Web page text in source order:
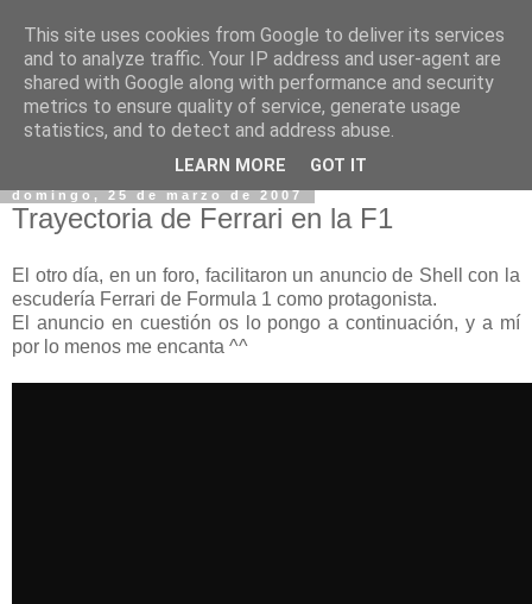
domingo, 25 de marzo de 2007
Trayectoria de Ferrari en la F1
El otro día, en un foro, facilitaron un anuncio de Shell con la
escudería Ferrari de Formula 1 como protagonista.
El anuncio en cuestión os lo pongo a continuación, y a mí
por lo menos me encanta ^^
This site uses cookies from Google to deliver its services
and to analyze traffic. Your IP address and user-agent are
shared with Google along with performance and security
metrics to ensure quality of service, generate usage
statistics, and to detect and address abuse.
LEARN MORE GOT IT